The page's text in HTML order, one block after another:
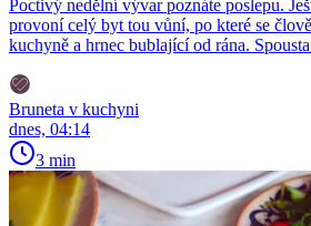
Poctivý nedělní vývar poznáte poslepu.
provoní celý byt tou vůní, po které se
kuchyně a hrnec bublající od rána.
Bruneta v kuchyni
dnes, 04:14
3 min